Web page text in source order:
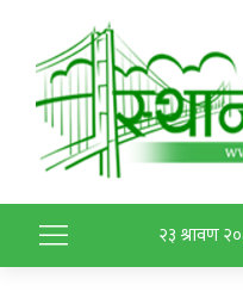
२३ श्रावण